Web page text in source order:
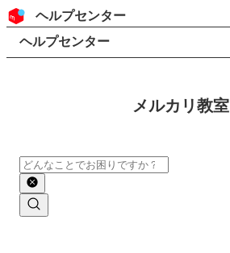
コンテンツにスキップ
ヘッダー
ヘルプセンター
検索
パンくずリスト
ヘルプセンター
メルカリ教室
検索